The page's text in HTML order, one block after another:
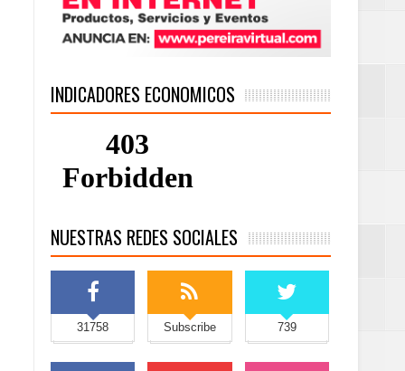
INDICADORES ECONOMICOS
NUESTRAS REDES SOCIALES
31758 Subscribe 739